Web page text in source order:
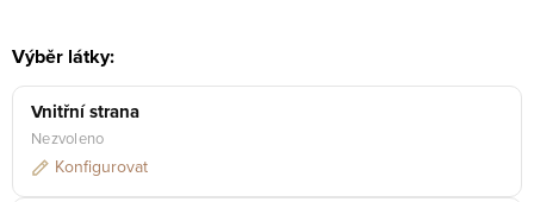
Výběr látky:
Vnitřní strana
Nezvoleno
Konfigurovat